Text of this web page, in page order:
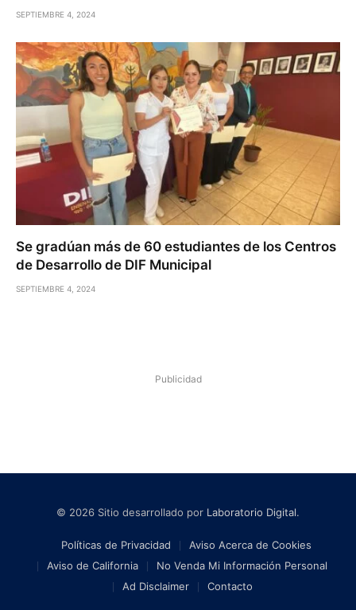
SEPTIEMBRE 4, 2024
Se gradúan más de 60 estudiantes de los Centros
de Desarrollo de DIF Municipal
SEPTIEMBRE 4, 2024
Publicidad
© 2026 Sitio desarrollado por Laboratorio Digital.
Políticas de Privacidad
Aviso Acerca de Cookies
Aviso de California
No Venda Mi Información Personal
Ad Disclaimer
Contacto